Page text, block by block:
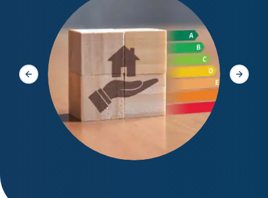
Slide précédente Slide